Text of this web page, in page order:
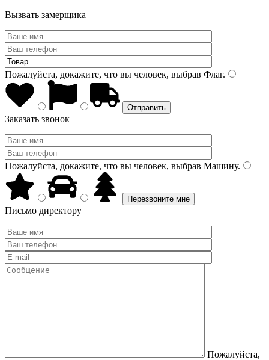
Вызвать замерщика
Пожалуйста, докажите, что вы человек, выбрав Флаг.
Заказать звонок
Пожалуйста, докажите, что вы человек, выбрав Машину.
Письмо директору
Пожалуйста,